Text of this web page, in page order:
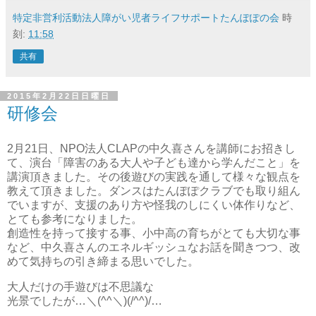
特定非営利活動法人障がい児者ライフサポートたんぽぽの会 時
刻: 11:58
共有
2015年2月22日日曜日
研修会
2月21日、NPO法人CLAPの中久喜さんを講師にお招きし
て、演台「障害のある大人や子ども達から学んだこと」を
講演頂きました。その後遊びの実践を通して様々な観点を
教えて頂きました。ダンスはたんぽぽクラブでも取り組ん
でいますが、支援のあり方や怪我のしにくい体作りなど、
とても参考になりました。
創造性を持って接する事、小中高の育ちがとても大切な事
など、中久喜さんのエネルギッシュなお話を聞きつつ、改
めて気持ちの引き締まる思いでした。
大人だけの手遊びは不思議な
光景でしたが…＼(^^＼)(/^^)/…